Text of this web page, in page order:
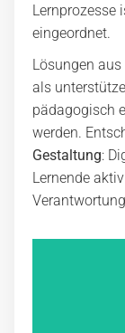
Lernprozesse
eingeordnet.
Lösungen
als
pädagogisch
werden.
Gestaltung:
Lernende